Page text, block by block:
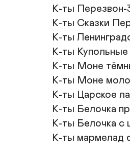
К-ты Перезвон-
К-ты Сказки
К-ты
К-ты Купольные
К-ты Моне
К-ты Моне
К-ты Царское
К-ты Белочка
К-ты Белочка с
К-ты мармелад